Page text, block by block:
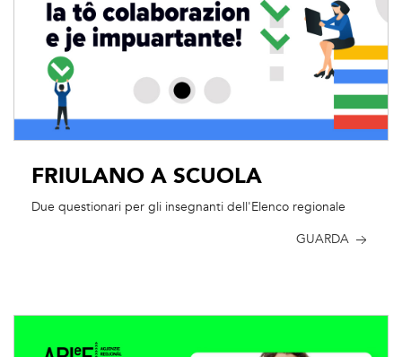
FRIULANO A SCUOLA
Due questionari per gli insegnanti dell'Elenco regionale
GUARDA